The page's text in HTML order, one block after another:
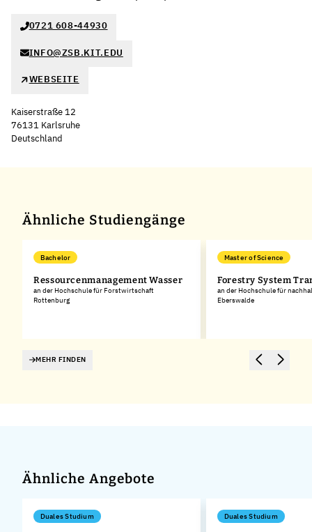
0721 608-44930
INFO@ZSB.KIT.EDU
WEBSEITE
Kaiserstraße 12
76131 Karlsruhe
Deutschland
Ähnliche Studiengänge
Bachelor
Ressourcenmanagement Wasser
an der Hochschule für Forstwirtschaft
Rottenburg
Master of Science
Forestry System
an der Hochschule für
Eberswalde
MEHR FINDEN
Ähnliche Angebote
Duales Studium Duales Studium